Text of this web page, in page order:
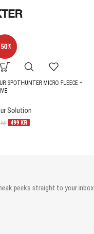
SPOTHUNTER MICRO FLEECE –
Solution
KR 499 KR
peeks straight to your